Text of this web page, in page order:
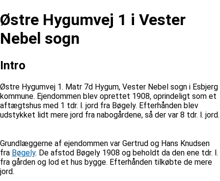
Østre Hygumvej 1 i Vester
Nebel sogn
Intro
Østre Hygumvej 1. Matr 7d Hygum, Vester Nebel sogn i Esbjerg
kommune. Ejendommen blev oprettet 1908, oprindeligt som et
aftægtshus med 1 tdr. l. jord fra Bøgely. Efterhånden blev
udstykket lidt mere jord fra nabogårdene, så der var 8 tdr. l. jord.
Grundlæggerne af ejendommen var Gertrud og Hans Knudsen
fra Bøgely. De afstod Bøgely 1908 og beholdt da den ene tdr. l.
fra gården og lod et hus bygge. Efterhånden tilkøbte de mere
jord.